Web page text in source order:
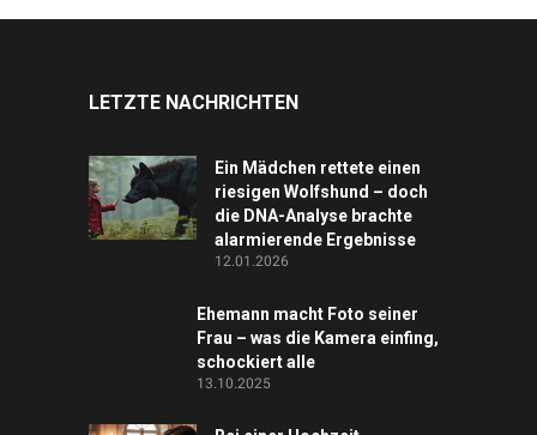
LETZTE NACHRICHTEN
Ein Mädchen rettete einen
riesigen Wolfshund – doch
die DNA-Analyse brachte
alarmierende Ergebnisse
12.01.2026
Ehemann macht Foto seiner
Frau – was die Kamera einfing,
schockiert alle
13.10.2025